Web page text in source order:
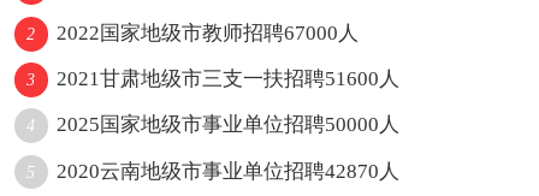
2 2022国家地级市教师招聘67000人
3 2021甘肃地级市三支一扶招聘51600人
4 2025国家地级市事业单位招聘50000人
5 2020云南地级市事业单位招聘42870人